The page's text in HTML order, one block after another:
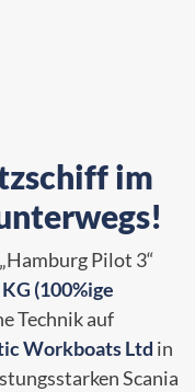
im
Pilot 3“
(100%ige
Technik auf
Workboats Ltd in
Scania